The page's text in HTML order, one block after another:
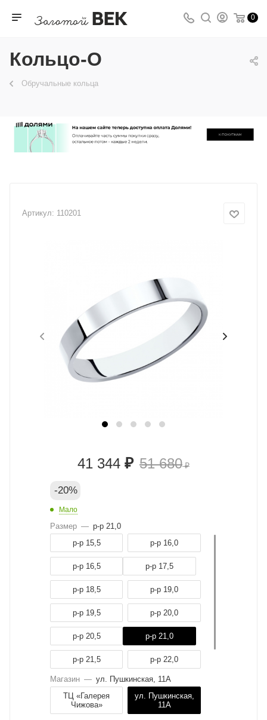
0
Кольцо-О
Обручальные кольца
Артикул: 110201
41 344 ₽ 51 680₽
-20%
Мало
Размер — р-р 21,0
р-р 15,5
р-р 16,0
р-р 16,5 р-р 17,5
р-р 18,5 р-р 19,0
р-р 19,5 р-р 20,0
р-р 20,5 р-р 21,0
р-р 21,5 р-р 22,0
р-р 22,5 р-р 23,0
Магазин — ул. Пушкинская, 11А
ТЦ «Галерея
Чижова»
ул. Пушкинская,
11А